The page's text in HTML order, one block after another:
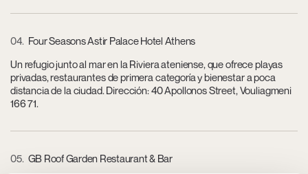
04 Four Seasons Astir Palace Hotel Athens
Un refugio junto al mar en la Riviera ateniense, que ofrece playas
privadas, restaurantes de primera categoría y bienestar a poca
distancia de la ciudad. Dirección: 40 Apollonos Street, Vouliagmeni
166 71.
05 GB Roof Garden Restaurant & Bar